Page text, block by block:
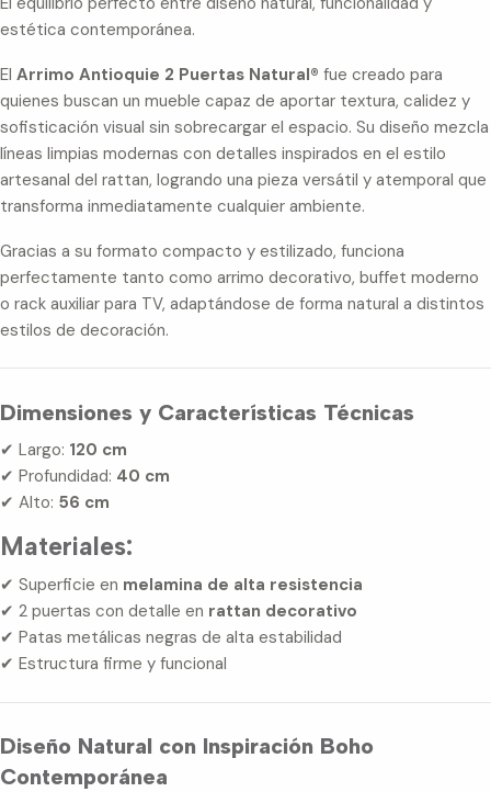
estética contemporánea.
El Arrimo Antioquie 2 Puertas Natural® fue creado para
quienes buscan un mueble capaz de aportar textura, calidez y
sofisticación visual sin sobrecargar el espacio. Su diseño mezcla
líneas limpias modernas con detalles inspirados en el estilo
artesanal del rattan, logrando una pieza versátil y atemporal que
transforma inmediatamente cualquier ambiente.
Gracias a su formato compacto y estilizado, funciona
perfectamente tanto como arrimo decorativo, buffet moderno
o rack auxiliar para TV, adaptándose de forma natural a distintos
estilos de decoración.
Dimensiones y Características Técnicas
✔ Largo: 120 cm
✔ Profundidad: 40 cm
✔ Alto: 56 cm
Materiales:
✔ Superficie en melamina de alta resistencia
✔ 2 puertas con detalle en rattan decorativo
✔ Patas metálicas negras de alta estabilidad
✔ Estructura firme y funcional
Diseño Natural con Inspiración Boho
Contemporánea